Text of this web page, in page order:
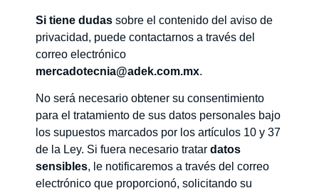
Si tiene dudas sobre el contenido del aviso de
privacidad, puede contactarnos a través del
correo electrónico
mercadotecnia@adek.com.mx.
No será necesario obtener su consentimiento
para el tratamiento de sus datos personales bajo
los supuestos marcados por los artículos 10 y 37
de la Ley. Si fuera necesario tratar datos
sensibles, le notificaremos a través del correo
electrónico que proporcionó, solicitando su